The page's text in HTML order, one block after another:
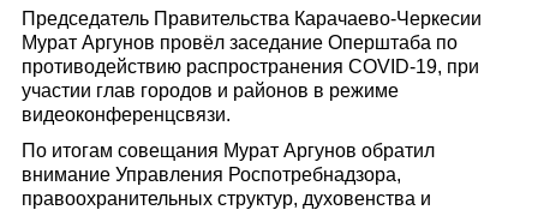
Председатель Правительства Карачаево-Черкесии
Мурат Аргунов провёл заседание Оперштаба по
противодействию распространения COVID-19, при
участии глав городов и районов в режиме
видеоконференцсвязи.
По итогам совещания Мурат Аргунов обратил
внимание Управления Роспотребнадзора,
правоохранительных структур, духовенства и